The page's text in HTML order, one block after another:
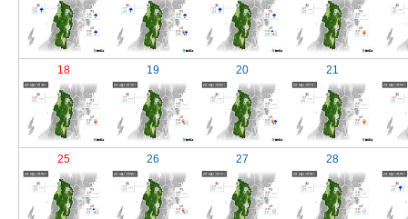
18 19 20 21
25 26 27 28